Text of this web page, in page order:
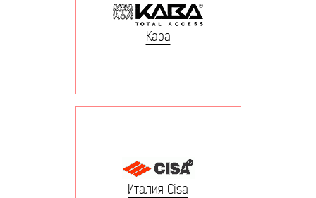
Kaba
Италия Cisa